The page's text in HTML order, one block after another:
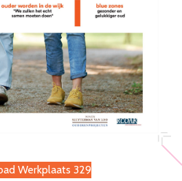
Werkplaats 329